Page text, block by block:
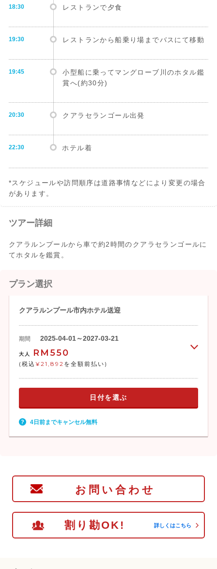
18:30 レストランで夕食
19:30 レストランから船乗り場までバスにて移動
19:45
小型船に乗ってマングローブ川のホタル鑑
賞へ(約30分)
20:30 クアラセランゴール出発
22:30 ホテル着
*スケジュールや訪問順序は道路事情などにより変更の場合
があります。
ツアー詳細
クアラルンプールから車で約2時間のクアラセランゴールに
てホタルを鑑賞。
プラン選択
クアラルンプール市内ホテル送迎
期間 2025-04-01～2027-03-21
大人 RM550
(税込 ¥21,892 を全額前払い)
日付を選ぶ
4日前までキャンセル無料
お問い合わせ
割り勘OK! 詳しくはこちら